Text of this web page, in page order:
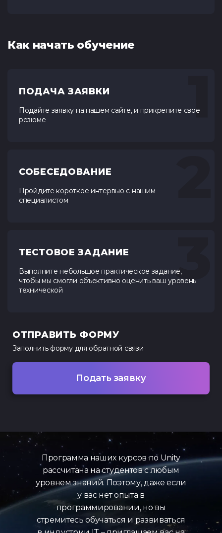
Как начать обучение
ПОДАЧА ЗАЯВКИ
Подайте заявку на нашем сайте, и прикрепите свое
резюме
1
СОБЕСЕДОВАНИЕ
Пройдите короткое интервью с нашим
специалистом
ТЕСТОВОЕ ЗАДАНИЕ
Выполните небольшое практическое задание,
чтобы мы смогли объективно оценить ваш уровень
технической
3
ОТПРАВИТЬ ФОРМУ
Заполнить форму для обратной связи
Подать заявку
Программа наших курсов по Unity
рассчитана на студентов с любым
уровнем знаний. Поэтому, даже если
у вас нет опыта в
программировании, но вы
стремитесь обучаться и развиваться